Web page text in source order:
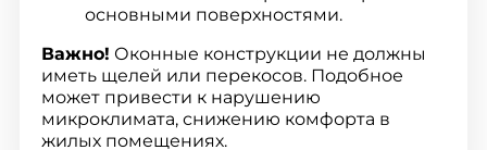
основными поверхностями.
Важно! Оконные конструкции не должны
иметь щелей или перекосов. Подобное
может привести к нарушению
микроклимата, снижению комфорта в
жилых помещениях.